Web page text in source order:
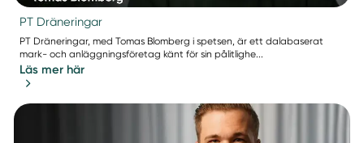
PT Dräneringar
PT Dräneringar, med Tomas Blomberg i spetsen, är ett dalabaserat
mark- och anläggningsföretag känt för sin pålitlighe...
Läs mer här